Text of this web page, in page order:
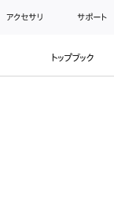
アクセサリ サポート
トップブック